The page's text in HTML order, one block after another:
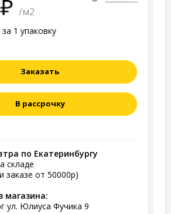
/м2
1 упаковку
Заказать
В рассрочку
по Екатеринбургу
складе
заказе от 50000р)
магазина:
ул. Юлиуса Фучика 9